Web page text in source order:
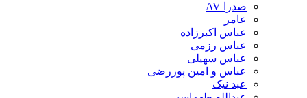
عباس اکبرزاده
عباس رزمی
عباس سهیلی
عباس و امین پوررضی
عبد نیک